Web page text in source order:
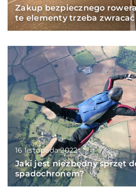
Zakup bezpiecznego
te elementy trzeba
16 listopada 2022
Jaki jest niezbędny sprzęt
spadochronem?